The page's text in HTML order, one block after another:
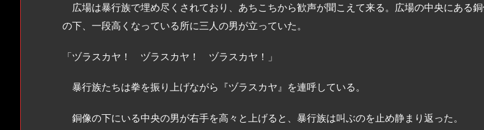
広場は暴行族で埋め尽くされており、あちこちから歓声が聞こえて来る。広場の中央にある
の下、一段高くなっている所に三人の男が立っていた。
「ヅラスカヤ！ ヅラスカヤ！ ヅラスカヤ！」
暴行族たちは拳を振り上げながら『ヅラスカヤ』を連呼している。
銅像の下にいる中央の男が右手を高々と上げると、暴行族は叫ぶのを止め静まり返った。